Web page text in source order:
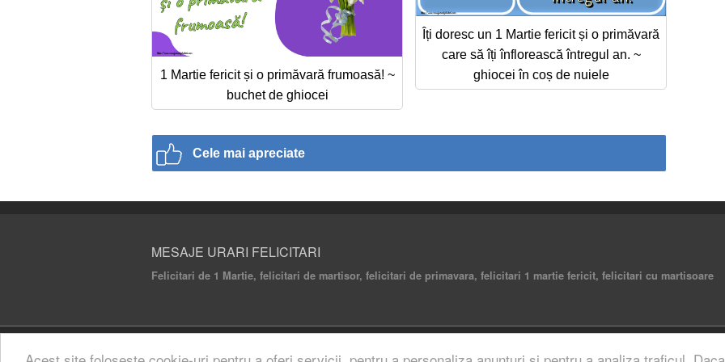
Îți doresc un 1 Martie fericit și o primăvară
care să îți înflorească întregul an. ~
ghiocei în coș de nuiele
1 Martie fericit și o primăvară frumoasă! ~
buchet de ghiocei
Cele mai apreciate
MESAJE URARI FELICITARI
Felicitari de 1 Martie, felicitari de martisor, felicitari de primavara, felicitari 1 martie fericit, felicitari cu martisoare